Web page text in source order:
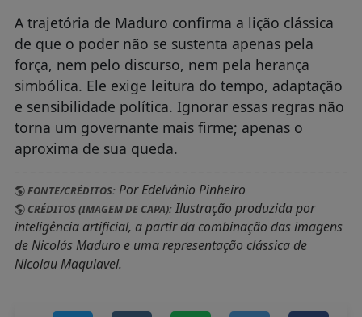
A trajetória de Maduro confirma a lição clássica
de que o poder não se sustenta apenas pela
força, nem pelo discurso, nem pela herança
simbólica. Ele exige leitura do tempo, adaptação
e sensibilidade política. Ignorar essas regras não
torna um governante mais firme; apenas o
aproxima de sua queda.
FONTE/CRÉDITOS:Por Edelvânio Pinheiro
CRÉDITOS (IMAGEM DE CAPA):Ilustração produzida por
inteligência artificial, a partir da combinação das imagens
de Nicolás Maduro e uma representação clássica de
Nicolau Maquiavel.